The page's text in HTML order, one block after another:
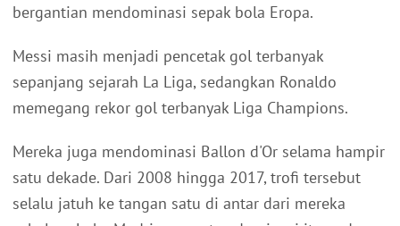
bergantian mendominasi sepak bola Eropa.
Messi masih menjadi pencetak gol terbanyak
sepanjang sejarah La Liga, sedangkan Ronaldo
memegang rekor gol terbanyak Liga Champions.
Mereka juga mendominasi Ballon d'Or selama hampir
satu dekade. Dari 2008 hingga 2017, trofi tersebut
selalu jatuh ke tangan satu di antar dari mereka